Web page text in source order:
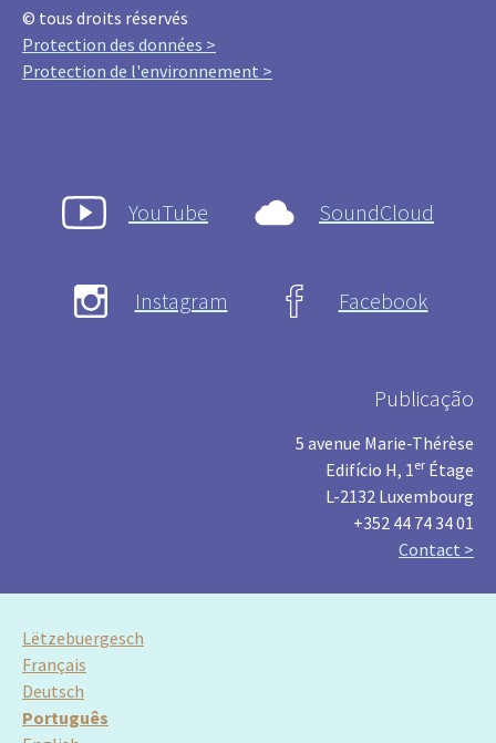
© tous droits réservés
Protection des données >
Protection de l'environnement >
YouTube SoundCloud
Instagram Facebook
Publicação
5 avenue Marie-Thérèse
Edifício H, 1 er Étage
L-2132 Luxembourg
+352 44 74 34 01
Contact >
Lëtzebuergesch
Français
Deutsch
Português